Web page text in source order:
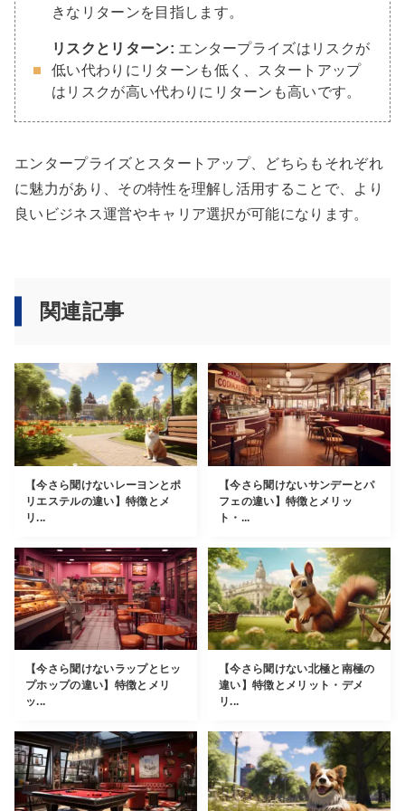
きなリターンを目指します。
リスクとリターン: エンタープライズはリスクが
低い代わりにリターンも低く、スタートアップ
はリスクが高い代わりにリターンも高いです。
エンタープライズとスタートアップ、どちらもそれぞれ
に魅力があり、その特性を理解し活用することで、より
良いビジネス運営やキャリア選択が可能になります。
関連記事
【今さら聞けないレーヨンとポ
リエステルの違い】特徴とメ
リ...
【今さら聞けないサンデーとパ
フェの違い】特徴とメリッ
ト・...
【今さら聞けないラップとヒッ
プホップの違い】特徴とメリ
ッ...
【今さら聞けない北極と南極の
違い】特徴とメリット・デメ
リ...